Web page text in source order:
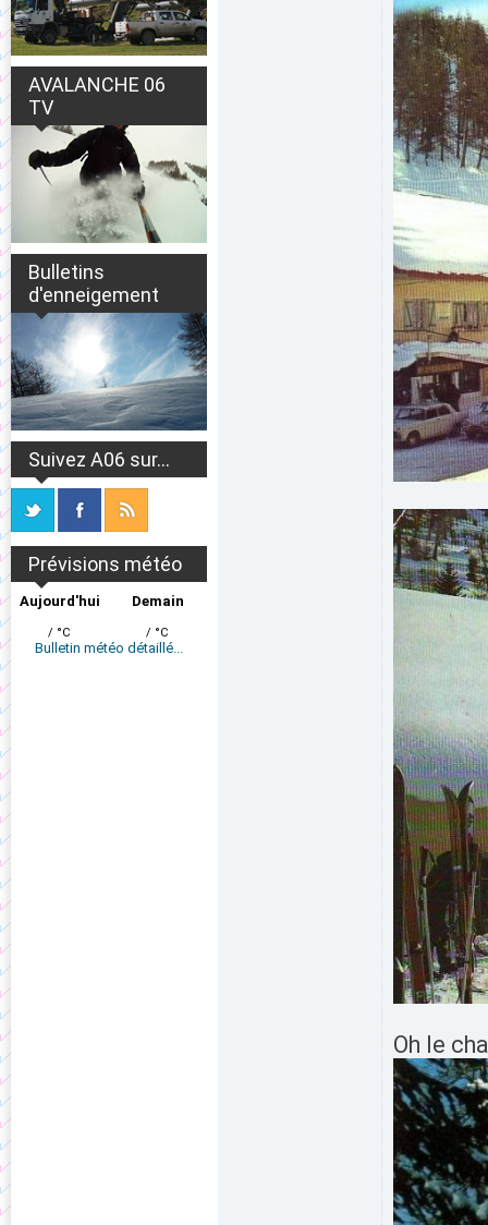
AVALANCHE 06
TV
Bulletins
d'enneigement
Suivez A06 sur...
Prévisions météo
Aujourd'hui
/ °C
Demain
/ °C
Bulletin météo détaillé...
Oh le